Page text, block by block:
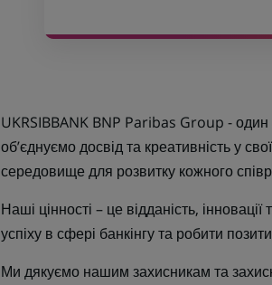
UKRSIBBANK BNP Paribas Group - один
об’єднуємо досвід та креативність у
середовище для розвитку кожного
Наші цінності – це відданість,
успіху в сфері банкінгу та робити
Ми дякуємо нашим захисникам та